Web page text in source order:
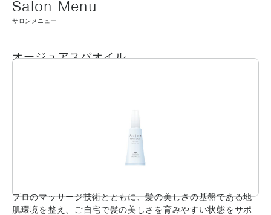
サロンメニュー
オージュアスパオイル
プロのマッサージ技術とともに、髪の美しさの基盤である地
肌環境を整え、ご自宅で髪の美しさを育みやすい状態をサポ